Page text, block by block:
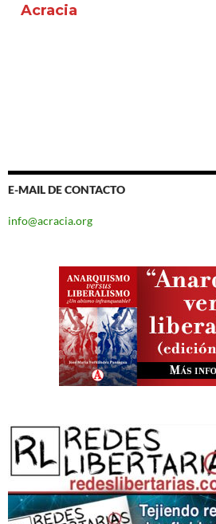
Acracia
E-MAIL DE CONTACTO
info@acracia.org